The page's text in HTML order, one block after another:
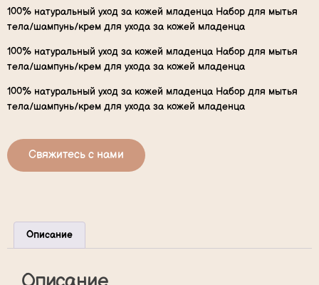
100% натуральный уход за кожей младенца Набор для мытья
тела/шампунь/крем для ухода за кожей младенца
100% натуральный уход за кожей младенца Набор для мытья
тела/шампунь/крем для ухода за кожей младенца
100% натуральный уход за кожей младенца Набор для мытья
тела/шампунь/крем для ухода за кожей младенца
Свяжитесь с нами
Описание